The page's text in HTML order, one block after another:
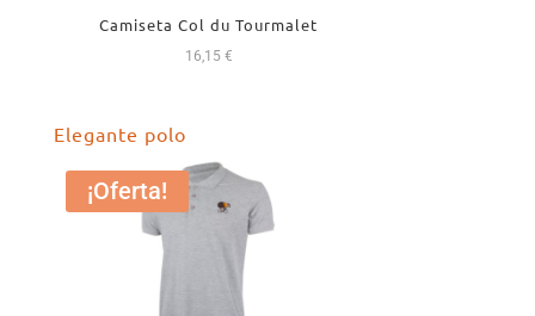
Camiseta Col du Tourmalet
16,15 €
Elegante polo
¡Oferta!